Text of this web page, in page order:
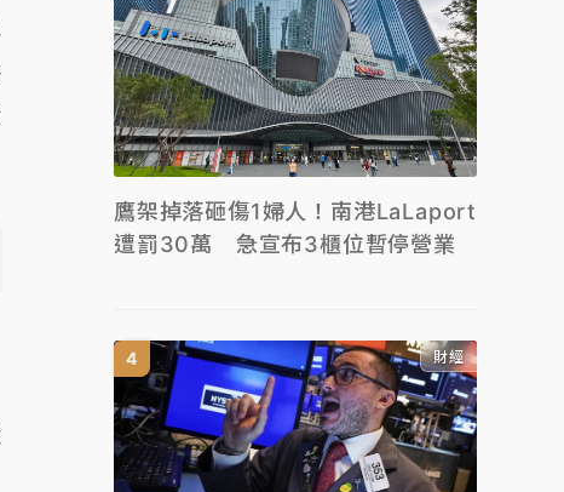
鷹架掉落砸傷1婦人！南港LaLaport
遭罰30萬 急宣布3櫃位暫停營業
財經